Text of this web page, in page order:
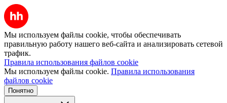
Мы используем файлы cookie, чтобы обеспечивать
правильную работу нашего веб-сайта и анализировать сетевой
трафик.
Правила использования файлов cookie
Мы используем файлы cookie. Правила использования
файлов cookie
Понятно